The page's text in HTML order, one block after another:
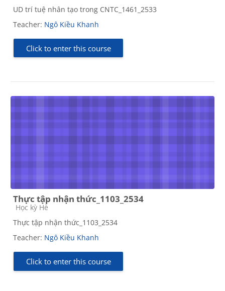
UD trí tuệ nhân tạo trong CNTC_1461_2533
Teacher: Ngô Kiều Khanh
Click to enter this course
Thực tập nhận thức_1103_2534
Course category
Học kỳ Hè
Thực tập nhận thức_1103_2534
Teacher: Ngô Kiều Khanh
Click to enter this course